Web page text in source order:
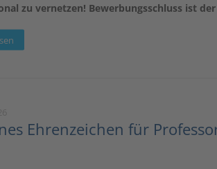
zu vernetzen! Bewerbungsschluss ist der
Ehrenzeichen für